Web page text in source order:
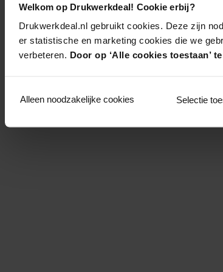
Welkom op Drukwerkdeal! Cookie erbij?
Drukwerkdeal.nl gebruikt cookies. Deze zijn
er statistische en marketing cookies die we
verbeteren. Door op ‘Alle cookies toestaan’
Alleen noodzakelijke cookies Selectie